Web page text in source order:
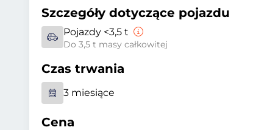
Szczegóły dotyczące pojazdu
Pojazdy <3,5 t
Do 3,5 t masy całkowitej
Czas trwania
3 miesiące
Cena